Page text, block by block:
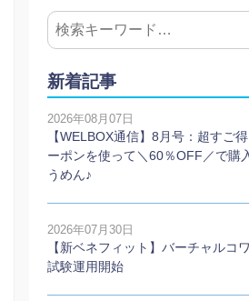
新着記事
2026年08月07日
【WELBOX通信】8月号：超すご
ーポンを使って＼60％OFF／で購
うめん♪
2026年07月30日
【新ベネフィット】バーチャルコ
試験運用開始